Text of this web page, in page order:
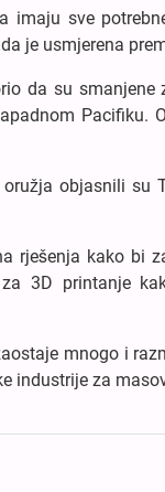
imaju sve
je usmjerena
da su
Pacifiku.
objasnili su
rješenja kako bi
3D printanje
mnogo i
industrije za